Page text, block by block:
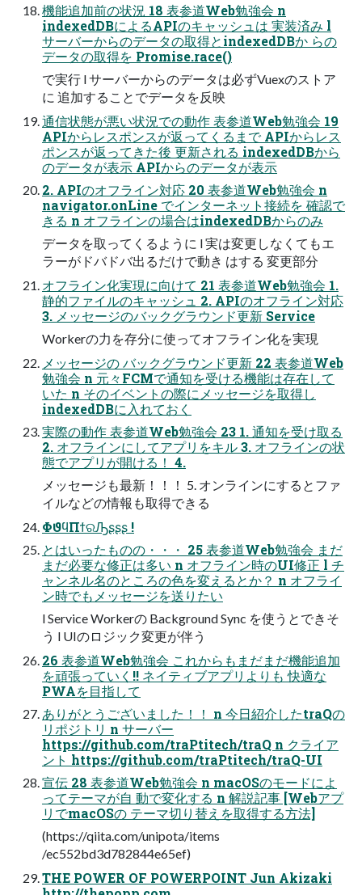
機能追加前の状況 18 表参道Web勉強会 n
indexedDBによるAPIのキャッシュは 実装済み l
サーバーからのデータの取得とindexedDBか らの
データの取得を Promise.race()
で実行 l サーバーからのデータは必ずVuexのストア
に 追加することでデータを反映
通信状態が悪い状況での動作 表参道Web勉強会 19
APIからレスポンスが返ってくるまで APIからレス
ポンスが返ってきた後 更新される indexedDBから
のデータが表示 APIからのデータが表示
2. APIのオフライン対応 20 表参道Web勉強会 n
navigator.onLine でインターネット接続を 確認で
きる n オフラインの場合はindexedDBからのみ
データを取ってくるように l 実は変更しなくてもエ
ラーがドバドバ出るだけで動き はする 変更部分
オフライン化実現に向けて 21 表参道Web勉強会 1.
静的ファイルのキャッシュ 2. APIのオフライン対応
3. メッセージのバックグラウンド更新 Service
Workerの力を存分に使ってオフライン化を実現
メッセージの バックグラウンド更新 22 表参道Web
勉強会 n 元々FCMで通知を受ける機能は存在して
いた n そのイベントの際にメッセージを取得し
indexedDBに入れておく
実際の動作 表参道Web勉強会 23 1. 通知を受け取る
2. オフラインにしてアプリをキル 3. オフラインの状
態でアプリが開ける！ 4.
メッセージも最新！！！ 5. オンラインにするとファ
イルなどの情報も取得できる
ΦϑϥΠϯରԠʂʂʂ !
とはいったものの・・・ 25 表参道Web勉強会 まだ
まだ必要な修正は多い n オフライン時のUI修正 l チ
ャンネル名のところの色を変えるとか？ n オフライ
ン時でもメッセージを送りたい
l Service Workerの Background Sync を使うとできそ
う l UIのロジック変更が伴う
26 表参道Web勉強会 これからもまだまだ機能追加
を頑張っていく!! ネイティブアプリよりも 快適な
PWAを目指して
ありがとうございました！！ n 今日紹介したtraQの
リポジトリ n サーバー
https://github.com/traPtitech/traQ n クライア
ント https://github.com/traPtitech/traQ-UI
宣伝 28 表参道Web勉強会 n macOSのモードによ
ってテーマが自 動で変化する n 解説記事 [Webアプ
リでmacOSの テーマ切り替えを取得する方法]
(https://qiita.com/unipota/items
/ec552bd3d782844e65ef)
THE POWER OF POWERPOINT Jun Akizaki